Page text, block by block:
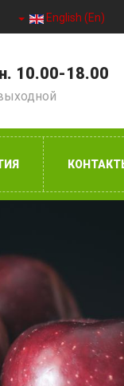
English (En)
10.00-18.00